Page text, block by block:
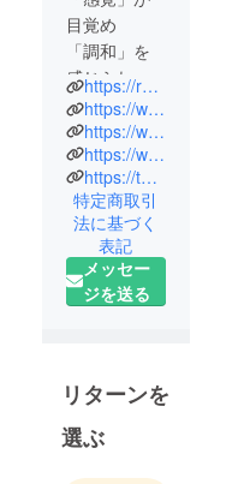
目覚め
「調和」を
感じられる
体験と場を
提供。
世界の調
和、地球の
未来を
創造する人
を育ててい
ます。
「One Earth
Familia 」
https://realeworld.com
https://www.facebook.com/FcReale/
https://www.facebook.com/realejapan
https://www.instagram.com/npo_reale_world/
https://twitter.com/NpoReale
特定商取引
法に基づく
表記
メッセー
ジを送る
リターンを
選ぶ